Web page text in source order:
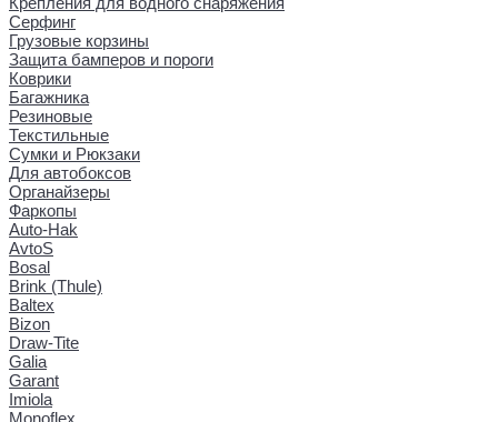
Серфинг
Грузовые корзины
Защита бамперов и пороги
Коврики
Багажника
Резиновые
Текстильные
Сумки и Рюкзаки
Для автобоксов
Органайзеры
Фаркопы
Auto-Hak
AvtoS
Bosal
Brink (Thule)
Baltex
Bizon
Draw-Tite
Galia
Garant
Imiola
Monoflex